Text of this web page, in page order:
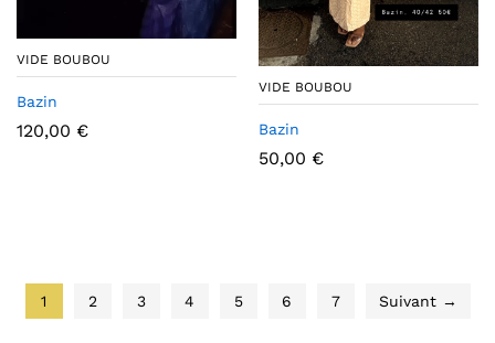
VIDE BOUBOU
Bazin
120,00 €
VIDE BOUBOU
Bazin
50,00 €
1 2 3 4 5 6 7 Suivant →